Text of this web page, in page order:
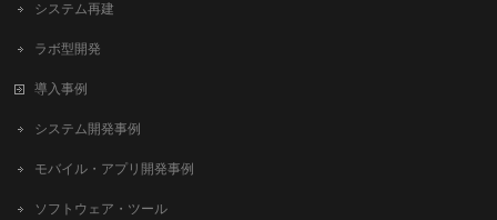
システム再建
ラボ型開発
導入事例
システム開発事例
モバイル・アプリ開発事例
ソフトウェア・ツール